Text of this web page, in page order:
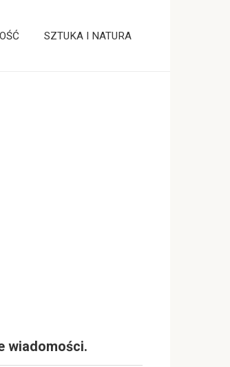
SZTUKA I NATURA
wiadomości.